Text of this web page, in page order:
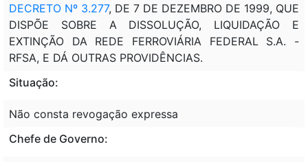
DECRETO Nº 3.277, DE 7 DE DEZEMBRO DE 1999, QUE
DISPÕE SOBRE A DISSOLUÇÃO, LIQUIDAÇÃO E
EXTINÇÃO DA REDE FERROVIÁRIA FEDERAL S.A. -
RFSA, E DÁ OUTRAS PROVIDÊNCIAS.
Situação:
Não consta revogação expressa
Chefe de Governo: